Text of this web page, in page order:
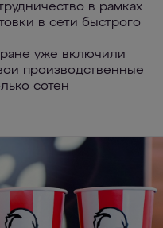
в рамках
в сети быстрого
уже включили
производственные
сотен